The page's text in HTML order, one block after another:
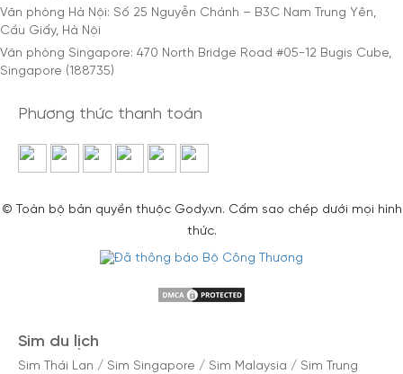
Văn phòng Hà Nội: Số 25 Nguyễn Chánh – B3C Nam Trung Yên,
Cầu Giấy, Hà Nội
Văn phòng Singapore: 470 North Bridge Road #05-12 Bugis Cube,
Singapore (188735)
Phương thức thanh toán
© Toàn bộ bản quyền thuộc Gody.vn. Cấm sao chép dưới mọi hình
thức.
Sim du lịch
Sim Thái Lan / Sim Singapore / Sim Malaysia / Sim Trung